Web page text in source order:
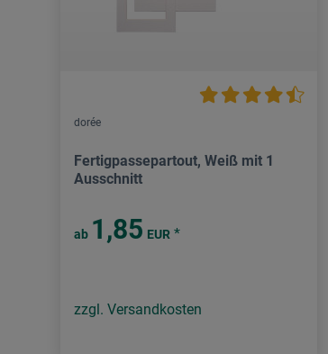
dorée
Fertigpassepartout, Weiß mit 1
Ausschnitt
ab 1,85 EUR *
zzgl. Versandkosten